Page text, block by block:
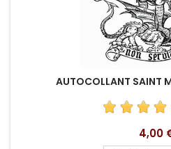
AUTOCOLLANT SAINT
Prix
4,00